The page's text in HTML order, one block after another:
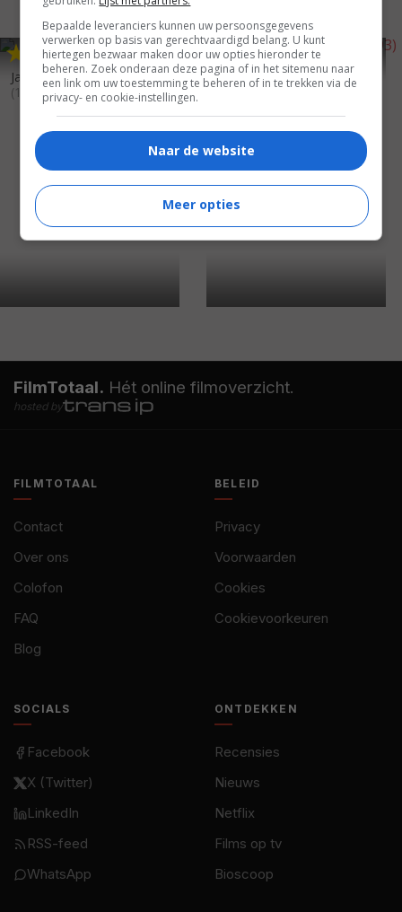
,3
Jack Reed: A Search for Justice
(1994)
6,3
A Place to Be Loved
FilmTotaal. Hét online filmoverzicht.
hosted by
FILMTOTAAL
Contact
Over ons
Colofon
FAQ
Blog
BELEID
Privacy
Voorwaarden
Cookies
Cookievoorkeuren
SOCIALS
Facebook
X (Twitter)
LinkedIn
RSS-feed
WhatsApp
ONTDEKKEN
Recensies
Nieuws
Netflix
Films op tv
Bioscoop
Bepaalde leveranciers kunnen uw persoonsgegevens
verwerken op basis van gerechtvaardigd belang. U kunt
hiertegen bezwaar maken door uw opties hieronder te
beheren. Zoek onderaan deze pagina of in het sitemenu naar
een link om uw toestemming te beheren of in te trekken via de
privacy- en cookie-instellingen.
Naar de website
Meer opties